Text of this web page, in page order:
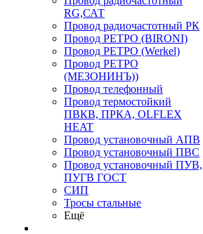
RG,САТ
Провод радиочастотный РК
Провод РЕТРО (BIRONI)
Провод РЕТРО (Werkel)
Провод РЕТРО
(МЕЗОНИНЪ))
Провод телефонный
Провод термостойкий
ПВКВ, ПРКА, OLFLEX
HEAT
Провод установочный АПВ
Провод установочный ПВС
Провод установочный ПУВ,
ПУГВ ГОСТ
СИП
Тросы стальные
Ещё